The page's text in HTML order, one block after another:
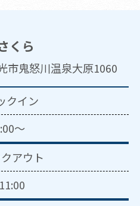
くら
鬼怒川温泉大原1060
クイン
～
アウト